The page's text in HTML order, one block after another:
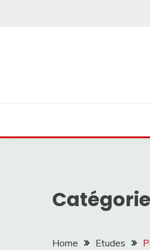
Home Etudes